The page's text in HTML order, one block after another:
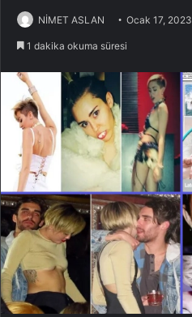
NİMET ASLAN Ocak 17, 2023
1 dakika okuma süresi